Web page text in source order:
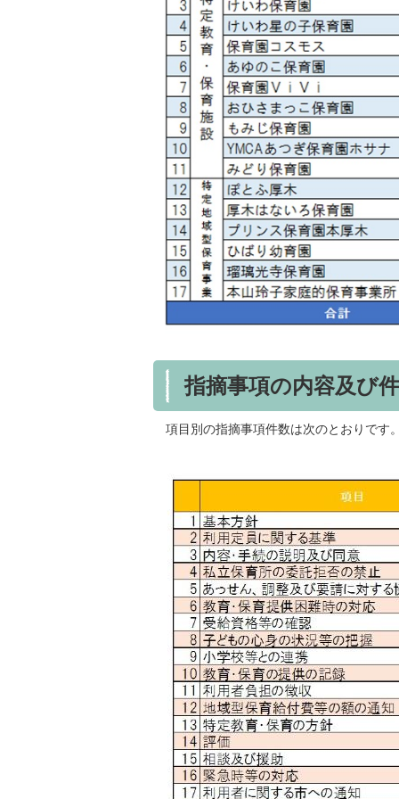
指摘事項の内容及び
項目別の指摘事項件数は次のとおりです